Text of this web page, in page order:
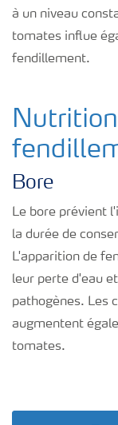
à un niveau
tomates influe
fendillement.
Bore
Le bore prévient
la durée de
L'apparition de
leur perte d'eau
pathogènes. Les
augmentent
tomates.